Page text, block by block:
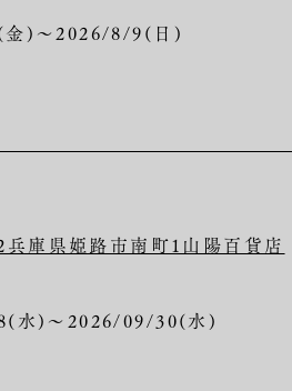
)～2026/8/9(日)
庫県姫路市南町1山陽百貨店
水)～2026/09/30(水)